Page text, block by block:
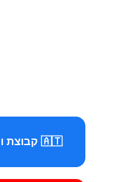
🇦🇹 קבוצת וינה למטיילים